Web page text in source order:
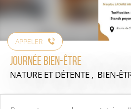
APPELER
Journée Bien-être
NATURE ET DÉTENTE , BIEN-